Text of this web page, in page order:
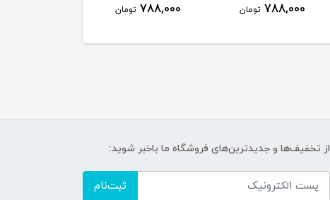
788,000 تومان 788,000 تومان
از تخفیف‌ها و جدیدترین‌های فروشگاه ما باخبر شوید:
ثبت‌نام